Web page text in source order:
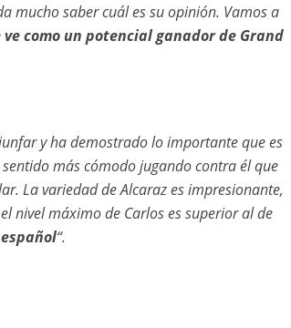
mucho saber cuál es su opinión. Vamos a
ve como un potencial ganador de Grand
y ha demostrado lo importante que es
más cómodo jugando contra él que
La variedad de Alcaraz es impresionante,
nivel máximo de Carlos es superior al de
“.